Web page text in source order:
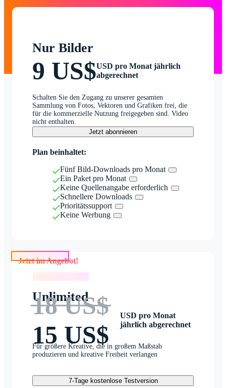
Nur Bilder
9 US$USD pro Monat jährlich
abgerechnet
Schalten Sie den Zugang zu unserer gesamten
Sammlung von Fotos, Vektoren und Grafiken frei, die
für die kommerzielle Nutzung freigegeben sind. Video
nicht enthalten.
Jetzt abonnieren
Plan beinhaltet:
Fünf Bild-Downloads pro Monat
Ein Paket pro Monat
Keine Quellenangabe erforderlich
Schnellere Downloads
Prioritätssupport
Keine Werbung
Jetzt im Angebot!
Unlimited
18 US$
15 US$
USD pro Monat
jährlich abgerechnet
Für größere Kreative, die in großem Maßstab
produzieren und kreative Freiheit verlangen
7-Tage kostenlose Testversion